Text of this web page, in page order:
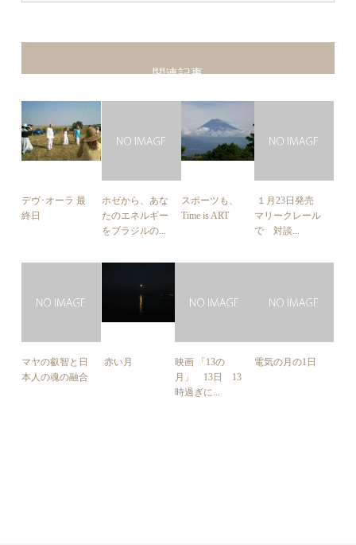
関連記事
デヴ･オーラ 最
終日
ホゼから、あな
たのエネルギー
をブラジルの...
スポーツも、
Time is ART
１月23日発売
マリークレール
で 対談...
マヤの叡智と日
本人の魂の融合
赤い月
映画 「13の
月」 13日 13
時過ぎに...
電気の月の1日